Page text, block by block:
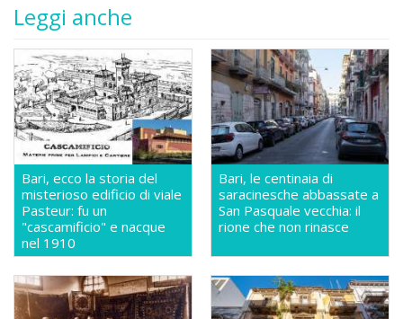
Leggi anche
Bari, ecco la storia del
misterioso edificio di viale
Pasteur: fu un
"cascamificio" e nacque
nel 1910
Bari, le centinaia di
saracinesche abbassate a
San Pasquale vecchia: il
rione che non rinasce